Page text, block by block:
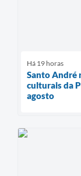
Há 19 horas
Santo André
culturais da
agosto